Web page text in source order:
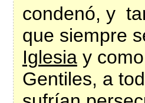
condenó, y
que siempre
Iglesiay
Gentiles, a